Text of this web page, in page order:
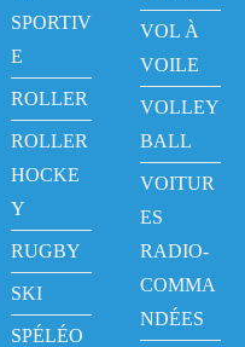
SPORTIV
E
ROLLER
ROLLER
HOCKE
Y
RUGBY
SKI
SPÉLÉO
VOL À
VOILE
VOLLEY
BALL
VOITUR
ES
RADIO-
COMMA
NDÉES